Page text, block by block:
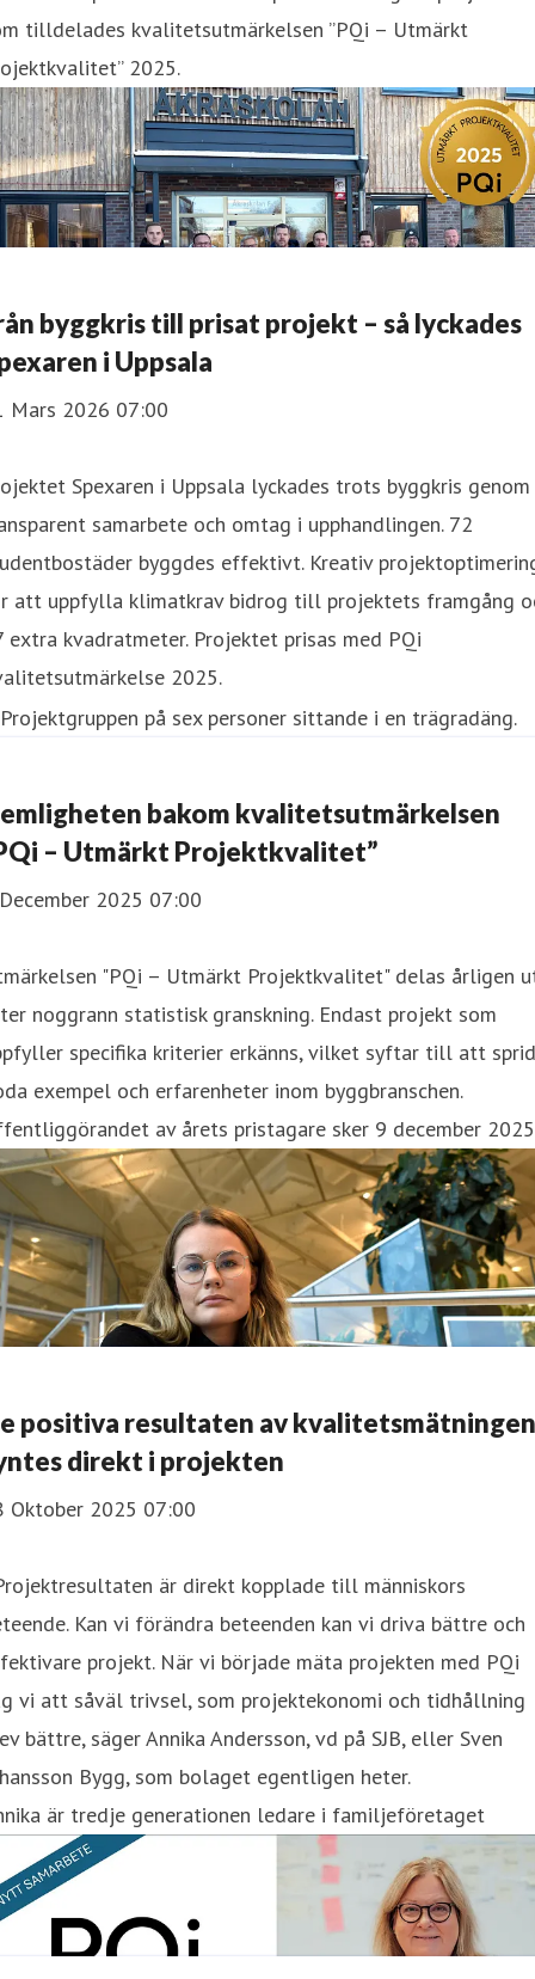
tilldelades kvalitetsutmärkelsen ”PQi – Utmärkt
2025.
byggkris till prisat projekt – så lyckades
i Uppsala
Mars 2026 07:00
Spexaren i Uppsala lyckades trots byggkris genom
samarbete och omtag i upphandlingen. 72
byggdes effektivt. Kreativ
att uppfylla klimatkrav bidrog till projektets framgång
extra kvadratmeter. Projektet prisas med PQi
2025.
bakom kvalitetsutmärkelsen
– Utmärkt Projektkvalitet”
2025 07:00
"PQi – Utmärkt Projektkvalitet" delas årligen
noggrann statistisk granskning. Endast projekt som
specifika kriterier erkänns, vilket syftar till att
exempel och erfarenheter inom byggbranschen.
av årets pristagare sker 9 december
positiva resultaten av kvalitetsmätningen
direkt i projekten
Oktober 2025 07:00
är direkt kopplade till människors
Kan vi förändra beteenden kan vi driva bättre och
projekt. När vi började mäta projekten med PQi
vi att såväl trivsel, som projektekonomi och tidhållning
bättre, säger Annika Andersson, vd på SJB, eller Sven
Bygg, som bolaget egentligen heter.
är tredje generationen ledare i familjeföretaget